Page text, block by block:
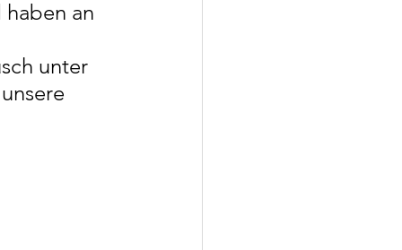
Dach über'n Kopf
an
unter